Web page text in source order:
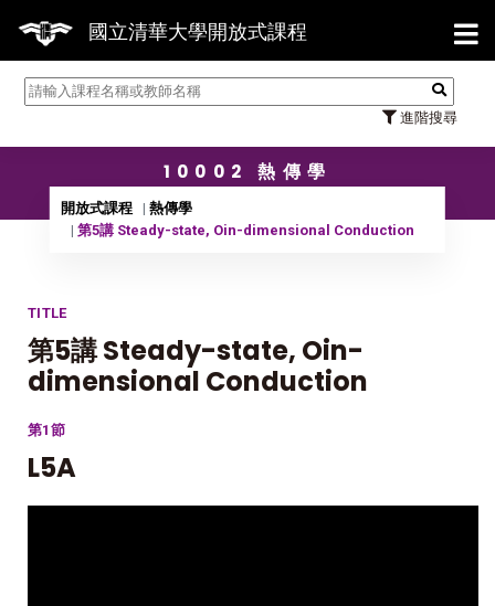
國立清華大學開放式課程
進階搜尋
【
10002 熱傳學
開放式課程
熱傳學
第5講 Steady-state, Oin-dimensional Conduction
TITLE
第5講 Steady-state, Oin-
dimensional Conduction
第1節
L5A